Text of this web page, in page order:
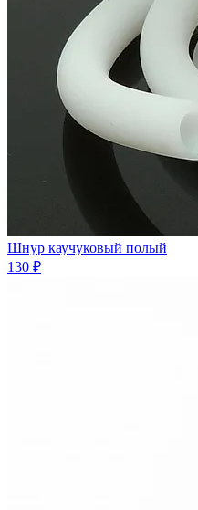
Шнур каучуковый полый
130 ₽